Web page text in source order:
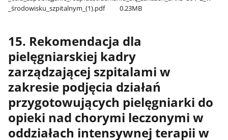
_środowisku​_szpitalnym​_(1).pdf
0.23MB
15. Rekomendacja dla
pielęgniarskiej kadry
zarządzającej szpitalami w
zakresie podjęcia działań
przygotowujących pielęgniarki do
opieki nad chorymi leczonymi w
oddziałach intensywnej terapii w